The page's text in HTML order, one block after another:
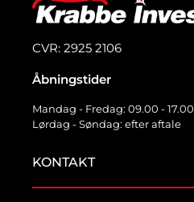
CVR: 2925 2106
Åbningstider
Mandag - Fredag: 09.00 - 17.00
Lørdag - Søndag: efter aftale
KONTAKT